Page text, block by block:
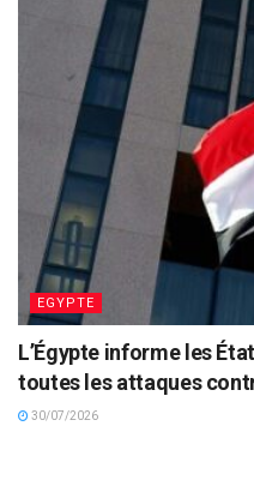
EGYPTE
L’Égypte informe les
toutes les attaques
30/07/2026